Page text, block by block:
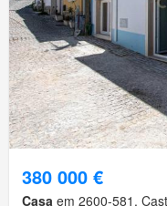
380 000 €
Casa em 2600-581,